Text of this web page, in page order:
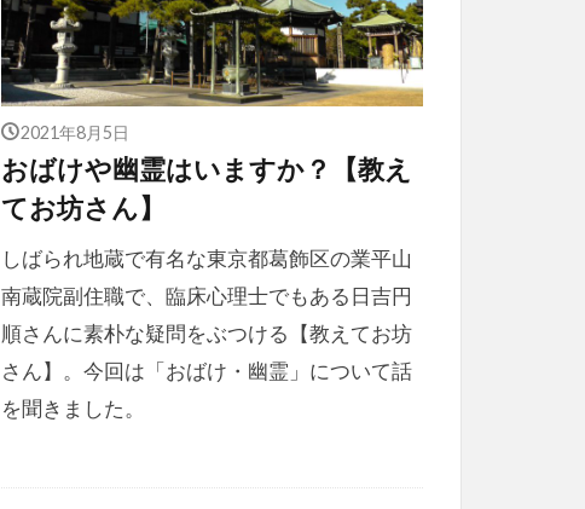
2021年8月5日
おばけや幽霊はいますか？【教え
てお坊さん】
しばられ地蔵で有名な東京都葛飾区の業平山
南蔵院副住職で、臨床心理士でもある日吉円
順さんに素朴な疑問をぶつける【教えてお坊
さん】。今回は「おばけ・幽霊」について話
を聞きました。